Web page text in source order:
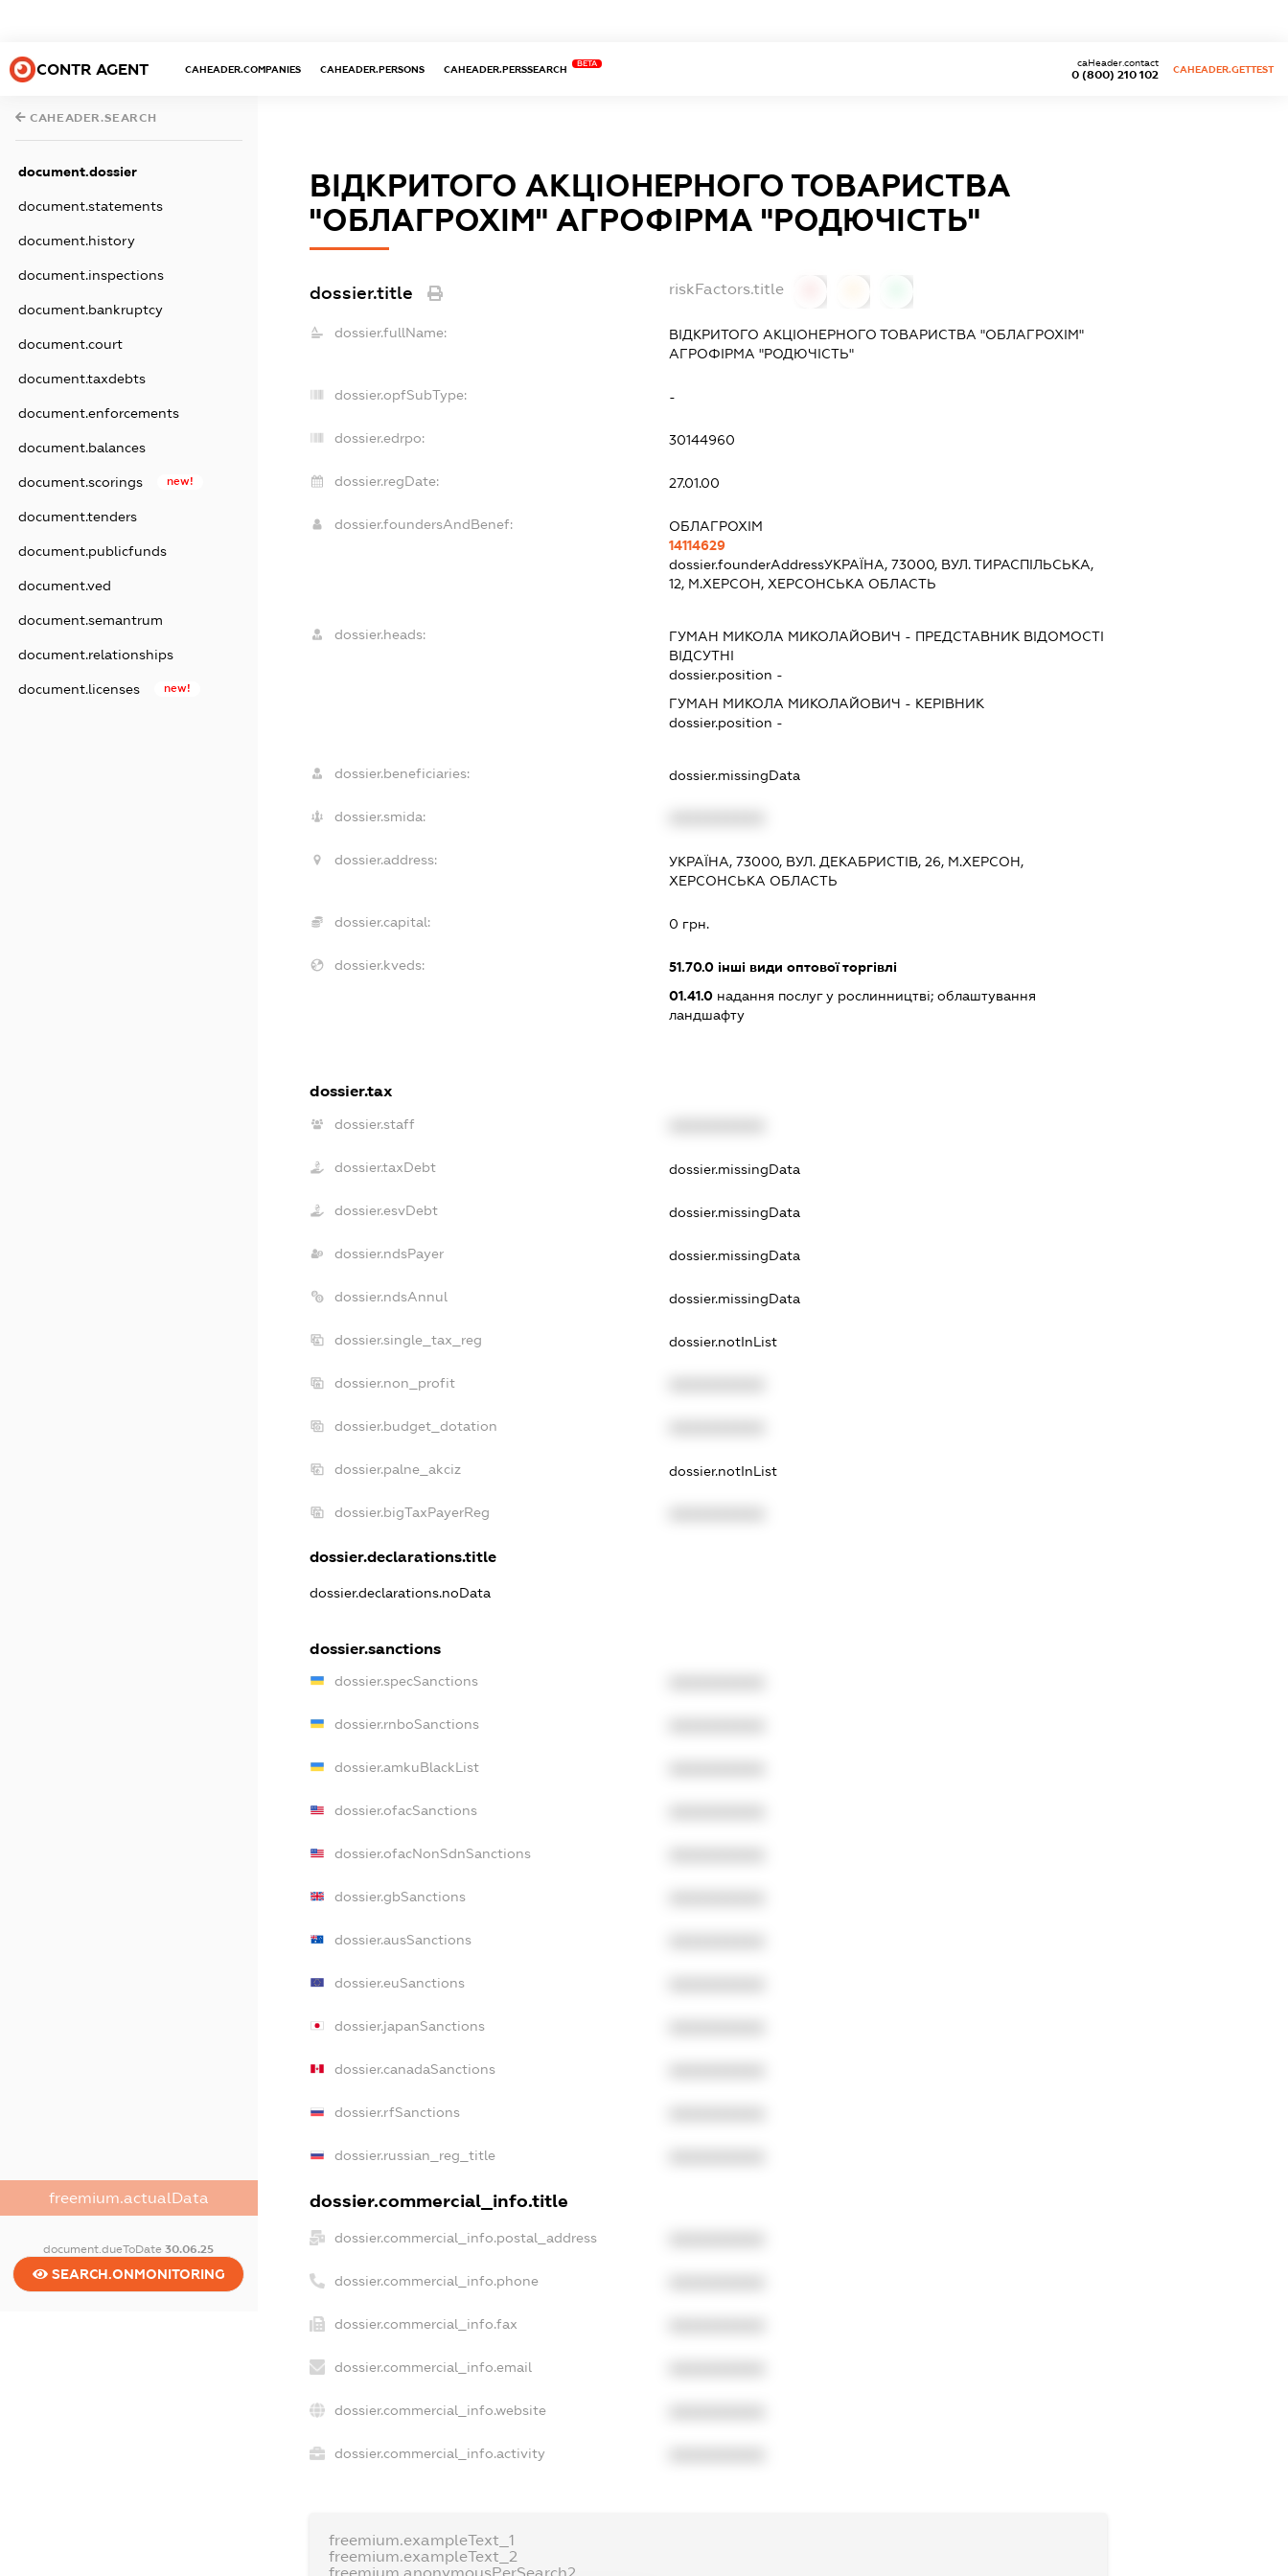
CONTR AGENT CAHEADER.COMPANIES CAHEADER.PERSONS CAHEADER.PERSSEARCH
BETA
0 (800) 210 102
caHeader.contact
CAHEADER.GETTEST
CAHEADER.SEARCH
document.dossier
document.statements
document.history
document.inspections
document.bankruptcy
document.court
document.taxdebts
document.enforcements
document.balances
document.scorings new!
document.tenders
document.publicfunds
document.ved
document.semantrum
document.relationships
document.licenses new!
freemium.actualData
document.dueToDate30.06.25
SEARCH.ONMONITORING
ВІДКРИТОГО АКЦІОНЕРНОГО ТОВАРИСТВА
"ОБЛАГРОХІМ" АГРОФІРМА "РОДЮЧІСТЬ"
dossier.title riskFactors.title
dossier.fullName:
ВІДКРИТОГО АКЦІОНЕРНОГО ТОВАРИСТВА "ОБЛАГРОХІМ"
АГРОФІРМА "РОДЮЧІСТЬ"
dossier.opfSubType: -
dossier.edrpo: 30144960
dossier.regDate: 27.01.00
dossier.foundersAndBenef:
ОБЛАГРОХІМ
14114629
dossier.founderAddressУКРАЇНА, 73000, ВУЛ. ТИРАСПІЛЬСЬКА,
12, М.ХЕРСОН, ХЕРСОНСЬКА ОБЛАСТЬ
dossier.heads: ГУМАН МИКОЛА МИКОЛАЙОВИЧ - ПРЕДСТАВНИКВІДОМОСТІ
ВІДСУТНІ
dossier.position -
ГУМАН МИКОЛА МИКОЛАЙОВИЧ - КЕРІВНИК
dossier.position -
dossier.beneficiaries: dossier.missingData
dossier.smida:
dossier.address:
УКРАЇНА, 73000, ВУЛ. ДЕКАБРИСТІВ, 26, М.ХЕРСОН,
ХЕРСОНСЬКА ОБЛАСТЬ
dossier.capital: 0 грн.
dossier.kveds: 51.70.0інші види оптової торгівлі
01.41.0надання послуг у рослинництві; облаштування
ландшафту
dossier.tax
dossier.staff
dossier.taxDebt dossier.missingData
dossier.esvDebt dossier.missingData
dossier.ndsPayer dossier.missingData
dossier.ndsAnnul dossier.missingData
dossier.single_tax_reg dossier.notInList
dossier.non_profit
dossier.budget_dotation
dossier.palne_akciz dossier.notInList
dossier.bigTaxPayerReg
dossier.declarations.title
dossier.declarations.noData
dossier.sanctions
dossier.specSanctions
dossier.rnboSanctions
dossier.amkuBlackList
dossier.ofacSanctions
dossier.ofacNonSdnSanctions
dossier.gbSanctions
dossier.ausSanctions
dossier.euSanctions
dossier.japanSanctions
dossier.canadaSanctions
dossier.rfSanctions
dossier.russian_reg_title
dossier.commercial_info.title
dossier.commercial_info.postal_address
dossier.commercial_info.phone
dossier.commercial_info.fax
dossier.commercial_info.email
dossier.commercial_info.website
dossier.commercial_info.activity
freemium.exampleText_1
freemium.exampleText_2